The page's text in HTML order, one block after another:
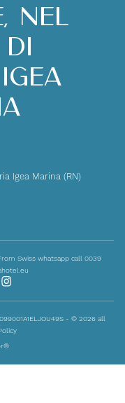
nel
Igea Marina (RN)
Swiss whatsapp call 0039
- © 2026 all